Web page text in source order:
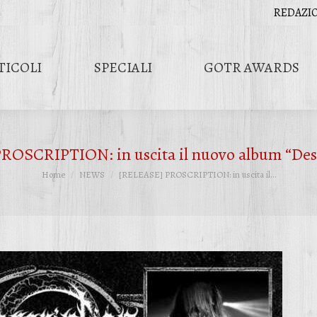
SPECIALI GOTR AWARDS
in uscita il nuovo album
Tu sei qui:
Home NEWS [RELEASE] PROSCRIPTION: in uscita il…